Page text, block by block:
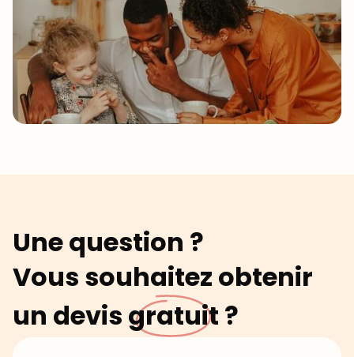
Une question ?
Vous souhaitez obtenir
un devis gratuit ?